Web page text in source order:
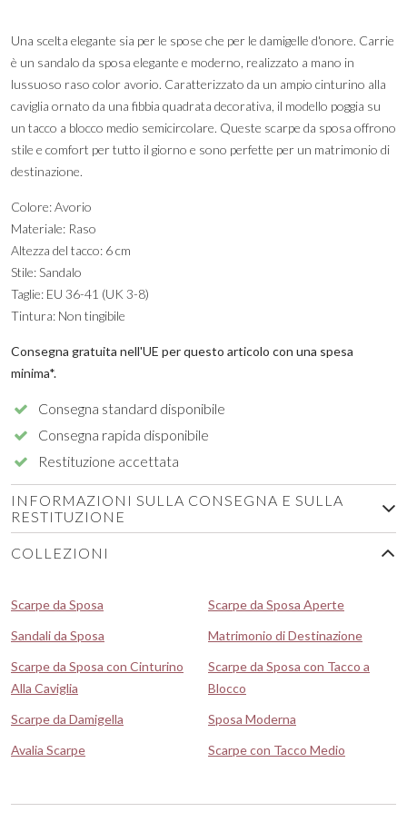
Una scelta elegante sia per le spose che per le damigelle d'onore. Carrie
è un sandalo da sposa elegante e moderno, realizzato a mano in
lussuoso raso color avorio. Caratterizzato da un ampio cinturino alla
caviglia ornato da una fibbia quadrata decorativa, il modello poggia su
un tacco a blocco medio semicircolare. Queste scarpe da sposa offrono
stile e comfort per tutto il giorno e sono perfette per un matrimonio di
destinazione.
Colore: Avorio
Materiale: Raso
Altezza del tacco: 6 cm
Stile: Sandalo
Taglie: EU 36-41 (UK 3-8)
Tintura: Non tingibile
Consegna gratuita nell'UE per questo articolo con una spesa
minima*.
Consegna standard disponibile
Consegna rapida disponibile
Restituzione accettata
INFORMAZIONI SULLA CONSEGNA E SULLA
RESTITUZIONE
COLLEZIONI
Scarpe da Sposa
Scarpe da Sposa Aperte
Sandali da Sposa
Matrimonio di Destinazione
Scarpe da Sposa con Cinturino
Alla Caviglia
Scarpe da Sposa con Tacco a
Blocco
Scarpe da Damigella
Sposa Moderna
Avalia Scarpe
Scarpe con Tacco Medio